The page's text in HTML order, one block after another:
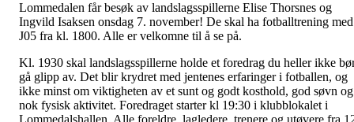
Lommedalen får besøk av landslagsspillerne Elise Thorsnes og
Ingvild Isaksen onsdag 7. november! De skal ha fotballtrening med
J05 fra kl. 1800. Alle er velkomne til å se på.
Kl. 1930 skal landslagsspillerne holde et foredrag du heller ikke
gå glipp av. Det blir krydret med jentenes erfaringer i fotballen, og
ikke minst om viktigheten av et sunt og godt kosthold, god søvn og
nok fysisk aktivitet. Foredraget starter kl 19:30 i klubblokalet i